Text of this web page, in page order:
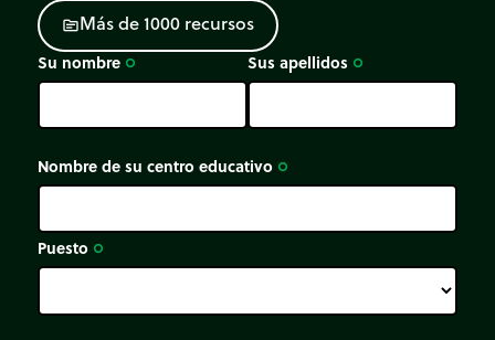
sourceMásde1000 recursos
Su nombre trip_origin Sus apellidos trip_origin
Nombre de su centro educativo trip_origin
Puesto trip_origin